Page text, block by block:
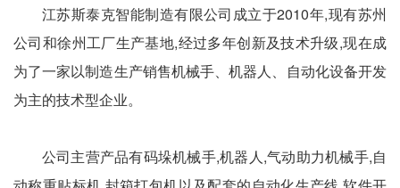
江苏斯泰克智能制造有限公司成立于2010年,现有苏州
公司和徐州工厂生产基地,经过多年创新及技术升级,现在成
为了一家以制造生产销售机械手、机器人、自动化设备开发
为主的技术型企业。
公司主营产品有码垛机械手,机器人,气动助力机械手,自